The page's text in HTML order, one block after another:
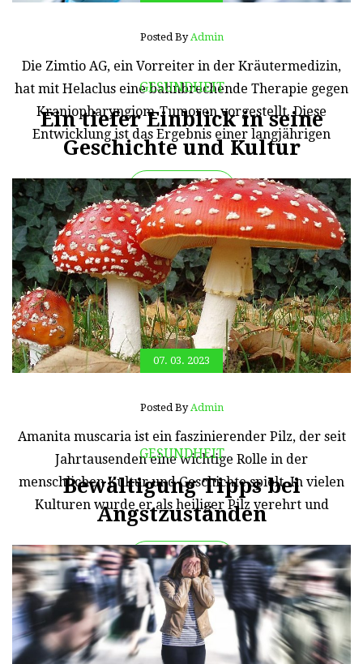
Posted By Admin
Die Zimtio AG, ein Vorreiter in der Kräutermedizin,
hat mit Helaclus eine bahnbrechende Therapie gegen
Kraniopharyngiom-Tumoren vorgestellt. Diese
Entwicklung ist das Ergebnis einer langjährigen
Read More
GESUNDHEIT
Ein tiefer Einblick in seine
Geschichte und Kultur
07. 03. 2023
Posted By Admin
Amanita muscaria ist ein faszinierender Pilz, der seit
Jahrtausenden eine wichtige Rolle in der
menschlichen Kultur und Geschichte spielt. In vielen
Kulturen wurde er als heiliger Pilz verehrt und
Read More
GESUNDHEIT
Bewältigung Tipps bei
Angstzuständen